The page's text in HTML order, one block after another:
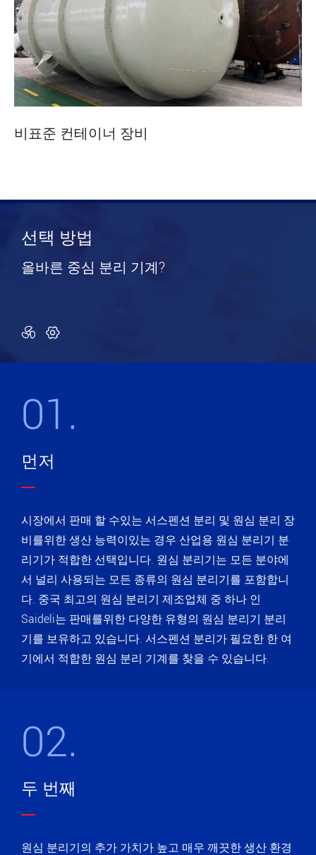
비표준 컨테이너 장비
선택 방법
올바른 중심 분리 기계?
 
01.
먼저
시장에서 판매 할 수있는 서스펜션 분리 및 원심 분리 장
비를위한 생산 능력이있는 경우 산업용 원심 분리기 분
리기가 적합한 선택입니다. 원심 분리기는 모든 분야에
서 널리 사용되는 모든 종류의 원심 분리기를 포함합니
다. 중국 최고의 원심 분리기 제조업체 중 하나 인
Saideli는 판매를위한 다양한 유형의 원심 분리기 분리
기를 보유하고 있습니다. 서스펜션 분리가 필요한 한 여
기에서 적합한 원심 분리 기계를 찾을 수 있습니다.
02.
두 번째
원심 분리기의 추가 가치가 높고 매우 깨끗한 생산 환경